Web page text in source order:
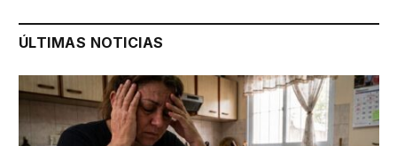
ÚLTIMAS NOTICIAS